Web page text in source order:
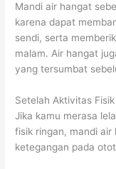
Mandi air hangat
karena dapat
sendi, serta
malam. Air hangat
yang tersumbat
Setelah Aktivitas Fisik
Jika kamu merasa
fisik ringan, mandi
ketegangan pada